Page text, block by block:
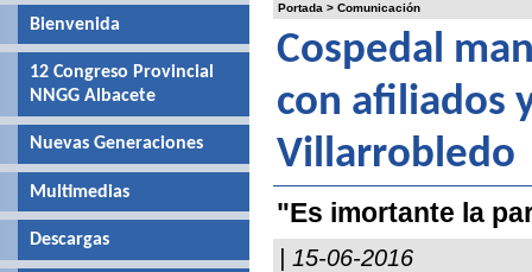
Portada > Comunicación
Cospedal
con afiliados
Villarrobledo
"Es imortante la
| 15-06-2016
Bienvenida
12 Congreso Provincial
NNGG Albacete
Nuevas Generaciones
Multimedias
Descargas